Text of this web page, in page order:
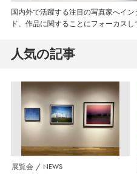
国内外で活躍する注目の写真家へイ
ド、作品に関することにフォーカスし
人気の記事
展覧会 NEWS